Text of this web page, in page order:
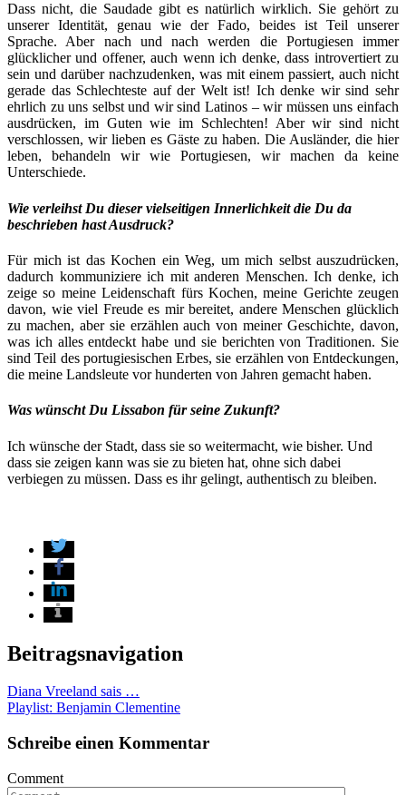
Dass nicht, die Saudade gibt es natürlich wirklich. Sie gehört zu
unserer Identität, genau wie der Fado, beides ist Teil unserer
Sprache. Aber nach und nach werden die Portugiesen immer
glücklicher und offener, auch wenn ich denke, dass introvertiert zu
sein und darüber nachzudenken, was mit einem passiert, auch nicht
gerade das Schlechteste auf der Welt ist! Ich denke wir sind sehr
ehrlich zu uns selbst und wir sind Latinos – wir müssen uns einfach
ausdrücken, im Guten wie im Schlechten! Aber wir sind nicht
verschlossen, wir lieben es Gäste zu haben. Die Ausländer, die hier
leben, behandeln wir wie Portugiesen, wir machen da keine
Unterschiede.
Wie verleihst Du dieser vielseitigen Innerlichkeit die Du da
beschrieben hast Ausdruck?
Für mich ist das Kochen ein Weg, um mich selbst auszudrücken,
dadurch kommuniziere ich mit anderen Menschen. Ich denke, ich
zeige so meine Leidenschaft fürs Kochen, meine Gerichte zeugen
davon, wie viel Freude es mir bereitet, andere Menschen glücklich
zu machen, aber sie erzählen auch von meiner Geschichte, davon,
was ich alles entdeckt habe und sie berichten von Traditionen. Sie
sind Teil des portugiesischen Erbes, sie erzählen von Entdeckungen,
die meine Landsleute vor hunderten von Jahren gemacht haben.
Was wünscht Du Lissabon für seine Zukunft?
Ich wünsche der Stadt, dass sie so weitermacht, wie bisher. Und
dass sie zeigen kann was sie zu bieten hat, ohne sich dabei
verbiegen zu müssen. Dass es ihr gelingt, authentisch zu bleiben.
Beitragsnavigation
Diana Vreeland sais …
Playlist: Benjamin Clementine
Schreibe einen Kommentar
Comment